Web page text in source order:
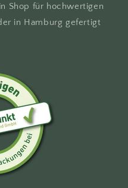
Shop für hochwertigen
in Hamburg gefertigt